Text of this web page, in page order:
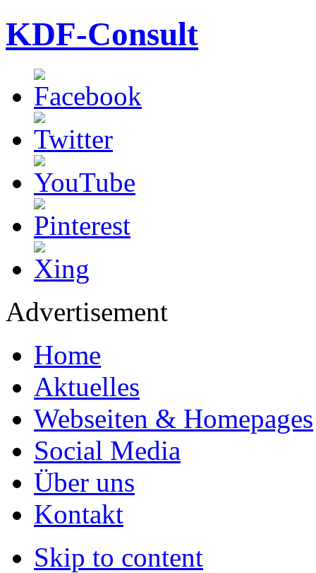
KDF-Consult
Advertisement
Home
Aktuelles
Webseiten & Homepages
Social Media
Über uns
Kontakt
Skip to content